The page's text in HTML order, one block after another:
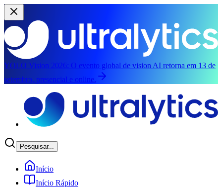
YOLO Vision 2026: O evento global de vision AI retorna em 13 de
setembro, presencial e online.
Pesquisar...
Início
Início Rápido